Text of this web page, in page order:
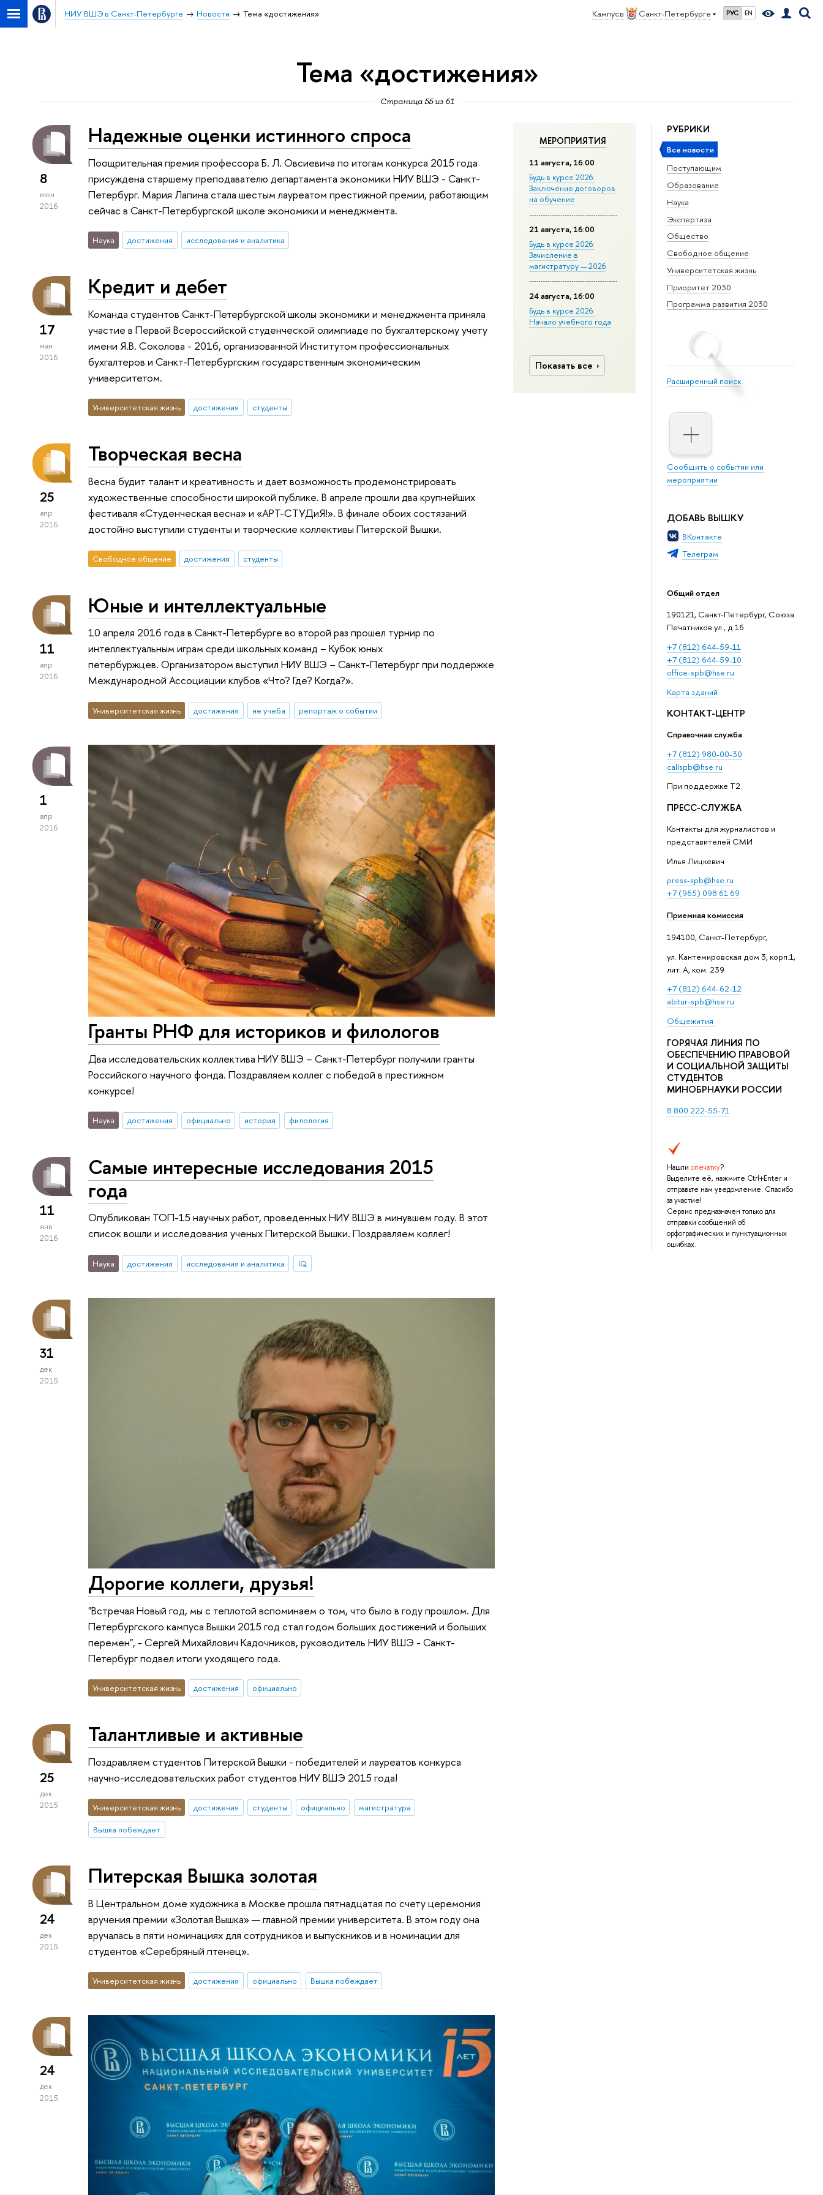
Кампус в Санкт-Петербурге РУС EN
НИУ ВШЭ в Санкт-Петербурге Новости Тема «достижения»
Тема «достижения»
Страница 55 из 61
РУБРИКИ
Все новости
Поступающим
Образование
Наука
Экспертиза
Общество
Свободное общение
Университетская жизнь
Приоритет 2030
Программа развития 2030
Расширенный поиск
Сообщить о событии или
мероприятии
ДОБАВЬ ВЫШКУ
ВКонтакте
Телеграм
Общий отдел
190121, Санкт-Петербург, Союза
Печатников ул., д.16
+7 (812) 644-59-11
+7 (812) 644-59-10
office-spb@hse.ru
Карта зданий
КОНТАКТ-ЦЕНТР
Справочная служба
+7 (812) 980-00-30
callspb@hse.ru
При поддержке T2
ПРЕСС-СЛУЖБА
Контакты для журналистов и
представителей СМИ
Илья Лицкевич
press-spb@hse.ru
+7 (965) 098 61 69
Приемная комиссия
194100, Санкт-Петербург,
ул. Кантемировская дом 3, корп.1,
лит. А, ком. 239
+7 (812) 644-62-12
abitur-spb@hse.ru
Общежития
ГОРЯЧАЯ ЛИНИЯ ПО
ОБЕСПЕЧЕНИЮ ПРАВОВОЙ
И СОЦИАЛЬНОЙ ЗАЩИТЫ
СТУДЕНТОВ
МИНОБРНАУКИ РОССИИ
8 800 222-55-71
Нашли опечатку?
Выделите её, нажмите Ctrl+Enter и
отправьте нам уведомление. Спасибо
за участие!
Сервис предназначен только для
отправки сообщений об
орфографических и пунктуационных
ошибках.
МЕРОПРИЯТИЯ
11 августа, 16:00
Будь в курсе 2026:
Заключение договоров
на обучение
21 августа, 16:00
Будь в курсе 2026:
Зачисление в
магистратуру — 2026
24 августа, 16:00
Будь в курсе 2026:
Начало учебного года
Показать все
8
июн
2016
Надежные оценки истинного спроса
Поощрительная премия профессора Б. Л. Овсиевича по итогам конкурса 2015 года
присуждена старшему преподавателю департамента экономики НИУ ВШЭ - Санкт-
Петербург. Мария Лапина стала шестым лауреатом престижной премии, работающим
сейчас в Санкт-Петербургской школе экономики и менеджмента.
Наука достижения исследования и аналитика
17
мая
2016
Кредит и дебет
Команда студентов Санкт-Петербургской школы экономики и менеджмента приняла
участие в Первой Всероссийской студенческой олимпиаде по бухгалтерскому учету
имени Я.В. Соколова - 2016, организованной Институтом профессиональных
бухгалтеров и Санкт-Петербургским государственным экономическим
университетом.
Университетская жизнь достижения студенты
25
апр
2016
Творческая весна
Весна будит талант и креативность и дает возможность продемонстрировать
художественные способности широкой публике. В апреле прошли два крупнейших
фестиваля «Студенческая весна» и «АРТ-СТУДиЯ!». В финале обоих состязаний
достойно выступили студенты и творческие коллективы Питерской Вышки.
Свободное общение достижения студенты
11
апр
2016
Юные и интеллектуальные
10 апреля 2016 года в Санкт-Петербурге во второй раз прошел турнир по
интеллектуальным играм среди школьных команд – Кубок юных
петербуржцев. Организатором выступил НИУ ВШЭ – Санкт-Петербург при поддержке
Международной Ассоциации клубов «Что? Где? Когда?».
Университетская жизнь достижения не учеба репортаж о событии
1
апр
2016
Гранты РНФ для историков и филологов
Два исследовательских коллектива НИУ ВШЭ – Санкт-Петербург получили гранты
Российского научного фонда. Поздравляем коллег с победой в престижном
конкурсе!
Наука достижения официально история филология
11
янв
2016
Самые интересные исследования 2015
года
Опубликован ТОП-15 научных работ, проведенных НИУ ВШЭ в минувшем году. В этот
список вошли и исследования ученых Питерской Вышки. Поздравляем коллег!
Наука достижения исследования и аналитика IQ
31
дек
2015
Дорогие коллеги, друзья!
"Встречая Новый год, мы с теплотой вспоминаем о том, что было в году прошлом. Для
Петербургского кампуса Вышки 2015 год стал годом больших достижений и больших
перемен", - Сергей Михайлович Кадочников, руководитель НИУ ВШЭ - Санкт-
Петербург подвел итоги уходящего года.
Университетская жизнь достижения официально
25
дек
2015
Талантливые и активные
Поздравляем студентов Питерской Вышки - победителей и лауреатов конкурса
научно-исследовательских работ студентов НИУ ВШЭ 2015 года!
Университетская жизнь достижения студенты официально
магистратура
Вышка побеждает
24
дек
2015
Питерская Вышка золотая
В Центральном доме художника в Москве прошла пятнадцатая по счету церемония
вручения премии «Золотая Вышка» — главной премии университета. В этом году она
вручалась в пяти номинациях для сотрудников и выпускников и в номинации для
студентов «Серебряный птенец».
Университетская жизнь достижения официально Вышка побеждает
24
дек
2015